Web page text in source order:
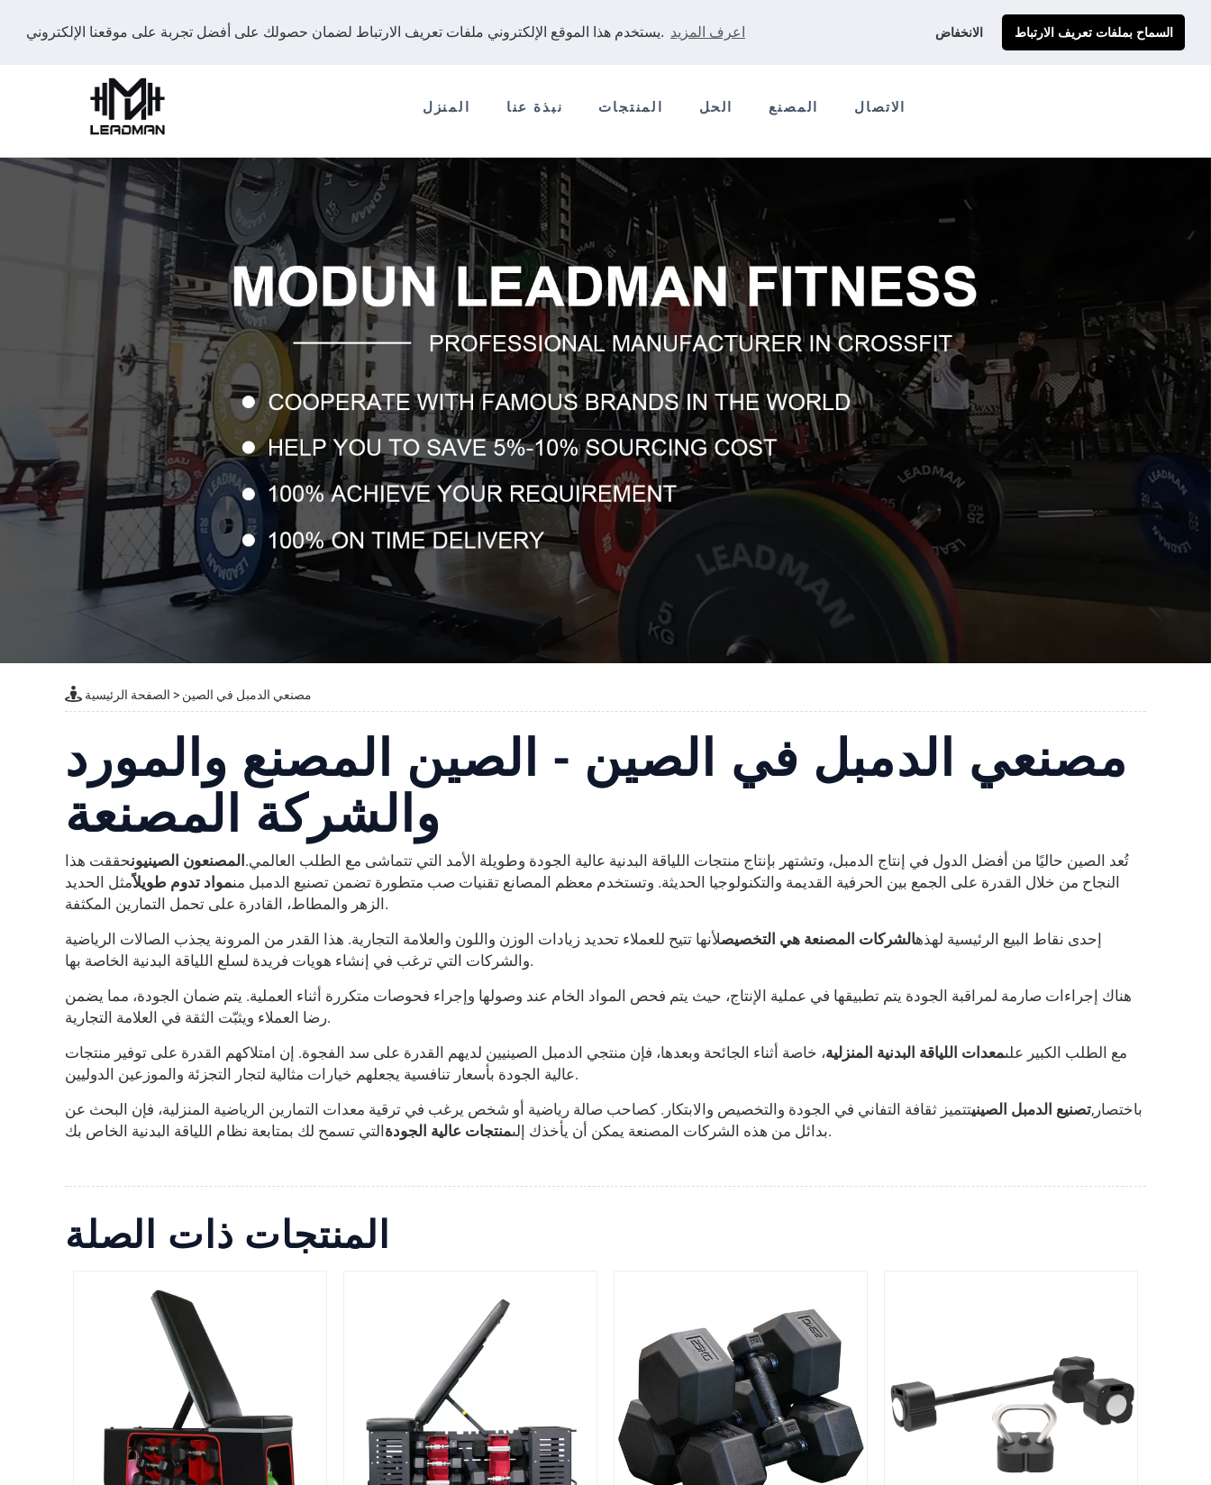
يستخدم هذا الموقع الإلكتروني ملفات تعريف الارتباط لضمان حصولك على أفضل تجربة على موقعنا الإلكتروني. اعرف المزيد الانخفاض السماح بملفات تعريف الارتباط Ads@qdmodun.com احصل على عرض سعر مخصص لك
المنزل نبذة عنا المنتجات الحل المصنع الاتصال
الصفحة الرئيسية > مصنعي الدمبل في الصين
مصنعي الدمبل في الصين - الصين المصنع والمورد
والشركة المصنعة
تُعد الصين حاليًا من أفضل الدول في إنتاج الدمبل، وتشتهر بإنتاج منتجات اللياقة البدنية عالية الجودة وطويلة الأمد التي تتماشى مع الطلب العالمي. المصنعون الصينيونحققت هذا
النجاح من خلال القدرة على الجمع بين الحرفية القديمة والتكنولوجيا الحديثة. وتستخدم معظم المصانع تقنيات صب متطورة تضمن تصنيع الدمبل منمواد تدوم طويلاًمثل الحديد
الزهر والمطاط، القادرة على تحمل التمارين المكثفة.
إحدى نقاط البيع الرئيسية لهذهالشركات المصنعة هي التخصيصلأنها تتيح للعملاء تحديد زيادات الوزن واللون والعلامة التجارية. هذا القدر من المرونة يجذب الصالات الرياضية
والشركات التي ترغب في إنشاء هويات فريدة لسلع اللياقة البدنية الخاصة بها.
هناك إجراءات صارمة لمراقبة الجودة يتم تطبيقها في عملية الإنتاج، حيث يتم فحص المواد الخام عند وصولها وإجراء فحوصات متكررة أثناء العملية. يتم ضمان الجودة، مما يضمن
رضا العملاء ويثبّت الثقة في العلامة التجارية.
مع الطلب الكبير علىمعدات اللياقة البدنية المنزلية، خاصة أثناء الجائحة وبعدها، فإن منتجي الدمبل الصينيين لديهم القدرة على سد الفجوة. إن امتلاكهم القدرة على توفير منتجات
عالية الجودة بأسعار تنافسية يجعلهم خيارات مثالية لتجار التجزئة والموزعين الدوليين.
باختصار,تصنيع الدمبل الصينيتتميز ثقافة التفاني في الجودة والتخصيص والابتكار. كصاحب صالة رياضية أو شخص يرغب في ترقية معدات التمارين الرياضية المنزلية، فإن البحث عن
بدائل من هذه الشركات المصنعة يمكن أن يأخذك إلىمنتجات عالية الجودة التي تسمح لك بمتابعة نظام اللياقة البدنية الخاص بك.
المنتجات ذات الصلة